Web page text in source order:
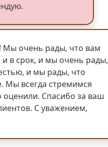
Мы очень рады, что вам
в срок, и мы очень рады,
и мы рады, что
Мы всегда стремимся
Спасибо за ваш
С уважением,